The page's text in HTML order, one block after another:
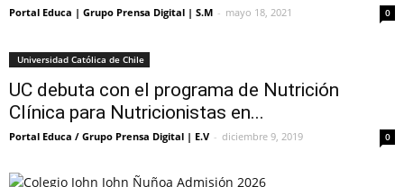
Portal Educa | Grupo Prensa Digital | S.M - mayo 18, 2021 0
Universidad Católica de Chile
UC debuta con el programa de Nutrición
Clínica para Nutricionistas en...
Portal Educa / Grupo Prensa Digital | E.V - diciembre 9, 2019 0